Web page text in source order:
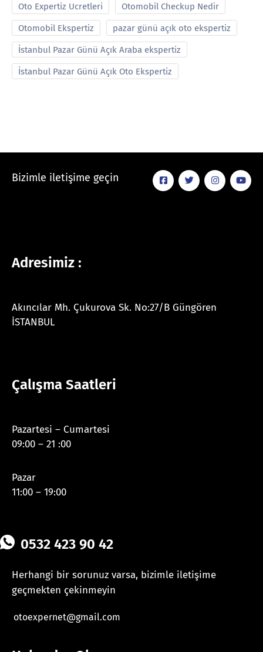
Oto Expertiz Ucretleri Otomobil Checkup Nedir
Otomobil Ekspertiz pazar günü açık oto ekspertiz
İstanbul Pazar Günü Açık Araba ekspertiz
İstanbul Pazar Günü Açık Oto Ekspertiz
Bizimle iletişime geçin
Adresimiz :
Akıncılar Mh. Çukurova Sk. No:27/B Güngören
İSTANBUL
Çalışma Saatleri
Pazartesi – Cumartesi
09:00 – 21 :00
Pazar
11:00 – 19:00
0532 423 90 42
Herhangi bir sorunuz varsa, bizimle iletişime
geçmekten çekinmeyin
otoexpernet@gmail.com